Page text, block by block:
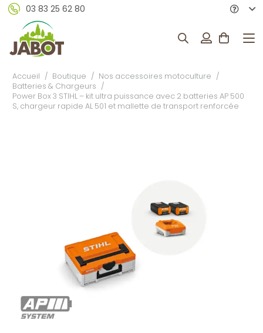
03 83 25 62 80
Accueil / Boutique / Nos accessoires motoculture /
Batteries & Chargeurs /
Power Box 3 STIHL – kit ultra puissance avec 2 batteries AP 500
S, chargeur rapide AL 501 et mallette de transport renforcée